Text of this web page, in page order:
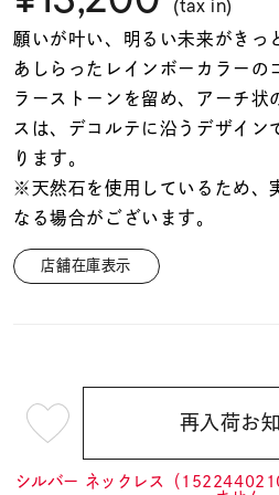
コレクション
レディース
リングサイズ
メンズ
リングサイズ
(tax in)
願いが叶い、明るい未来がきっ
あしらったレインボーカラーの
ラーストーンを留め、アーチ状
スは、デコルテに沿うデザイン
ります。
※天然石を使用しているため、
なる場合がございます。
店舗在庫表示
¥13,200 (tax
in)
再入荷お
シルバー ネックレス（